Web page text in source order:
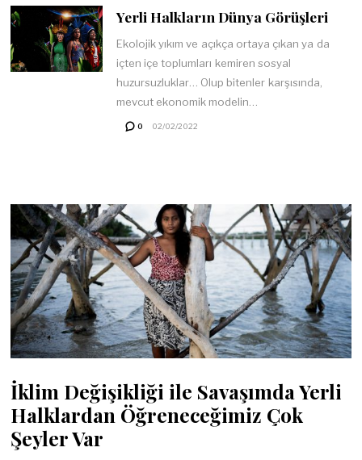
Yerli Halkların Dünya Görüşleri
Ekolojik yıkım ve açıkça ortaya çıkan ya da
içten içe toplumları kemiren sosyal
huzursuzluklar… Olup bitenler karşısında,
mevcut ekonomik modelin…
0 02/02/2022
İklim Değişikliği ile Savaşımda Yerli
Halklardan Öğreneceğimiz Çok
Şeyler Var